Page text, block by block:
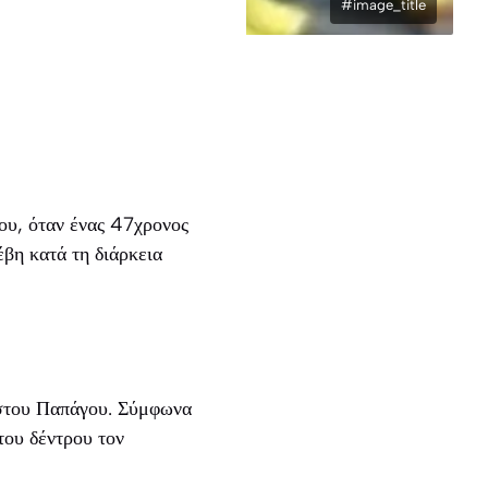
#image_title
όταν ένας 47χρονος
κατά τη διάρκεια
Παπάγου. Σύμφωνα
δέντρου τον